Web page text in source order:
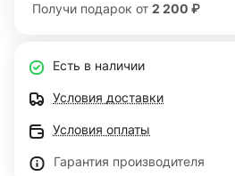
Получи подарок от 2 200 ₽
Есть в наличии
Условия доставки
Условия оплаты
Гарантия производителя